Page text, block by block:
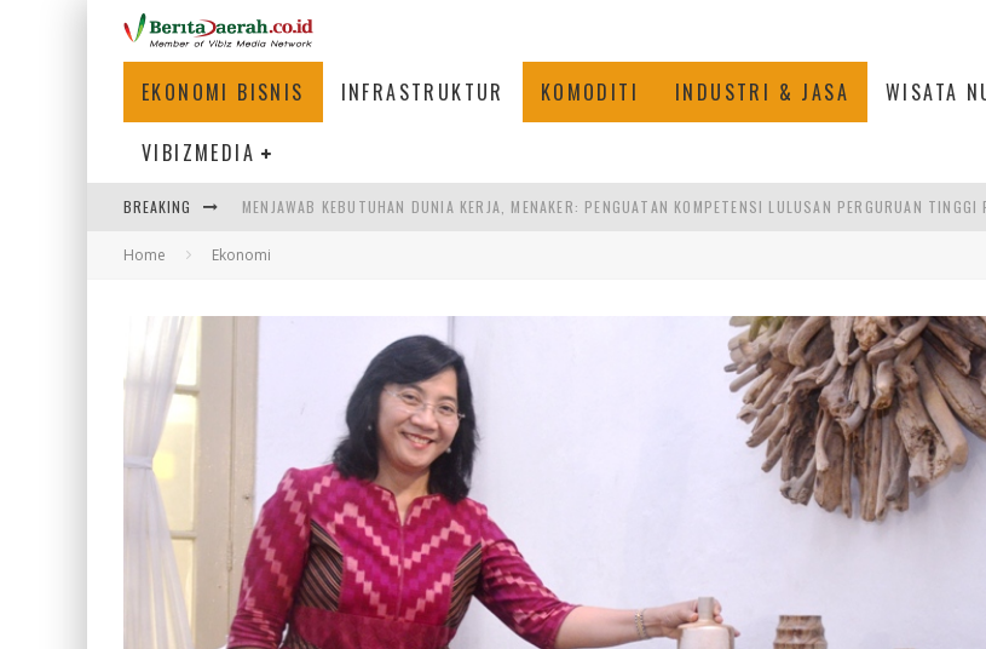
EKONOMI BISNIS INFRASTRUKTUR KOMODITI INDUSTRI & JASA WISATA
VIBIZMEDIA
BREAKING PENUMPANG MENGAMBIL BAGASI DI BANDARA SULTAN MAHMUD BADARUDDIN II, PALEMBANG
WARGA MEMANCING DI KAWASAN MEGAMAS, MANADO
MENJAWAB KEBUTUHAN DUNIA KERJA, MENAKER: PENGUATAN KOMPETENSI LULUSAN PERGURUAN TINGGI
Home Ekonomi